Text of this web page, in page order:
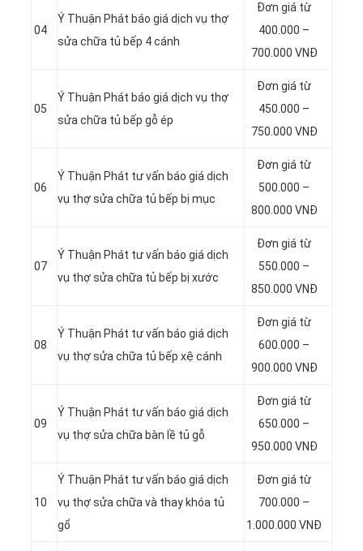
04
Ý Thuận Phát báo giá dịch vụ thợ
sửa chữa tủ bếp 4 cánh
Đơn giá từ
400.000 –
700.000 VNĐ
05
Ý Thuận Phát báo giá dịch vụ thợ
sửa chữa tủ bếp gỗ ép
Đơn giá từ
450.000 –
750.000 VNĐ
06
Ý Thuận Phát tư vấn báo giá dịch
vụ thợ sửa chữa tủ bếp bị mục
Đơn giá từ
500.000 –
800.000 VNĐ
07
Ý Thuận Phát tư vấn báo giá dịch
vụ thợ sửa chữa tủ bếp bị xước
Đơn giá từ
550.000 –
850.000 VNĐ
08
Ý Thuận Phát tư vấn báo giá dịch
vụ thợ sửa chữa tủ bếp xệ cánh
Đơn giá từ
600.000 –
900.000 VNĐ
09
Ý Thuận Phát tư vấn báo giá dịch
vụ thợ sửa chữa bàn lề tủ gỗ
Đơn giá từ
650.000 –
950.000 VNĐ
10
Ý Thuận Phát tư vấn báo giá dịch
vụ thợ sửa chữa và thay khóa tủ
gổ
Đơn giá từ
700.000 –
1.000.000 VNĐ